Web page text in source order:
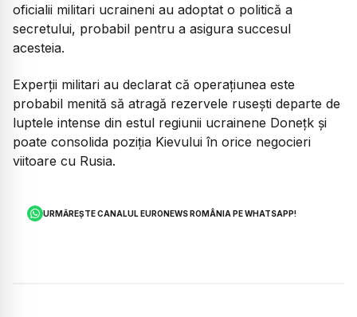
oficialii militari ucraineni au adoptat o politică a
secretului, probabil pentru a asigura succesul
acesteia.
Experții militari au declarat că operațiunea este
probabil menită să atragă rezervele rusești departe de
luptele intense din estul regiunii ucrainene Donețk și
poate consolida poziția Kievului în orice negocieri
viitoare cu Rusia.
URMĂREȘTE CANALUL EURONEWS ROMÂNIA PE WHATSAPP!